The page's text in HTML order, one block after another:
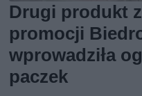
Drugi produkt
promocji
wprowadziła
paczek